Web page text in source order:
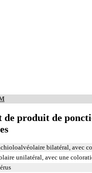
de produit de
bilatéral, avec
unilatéral, avec une